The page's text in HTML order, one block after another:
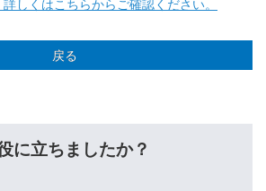
しくはこちらからご確認ください。
戻る
に立ちましたか？